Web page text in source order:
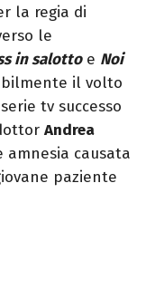
la regia di
le
in salottoe Noi
il volto
tv successo
Andrea
amnesia causata
paziente